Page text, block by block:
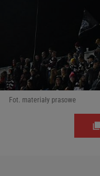
Fot. materiały prasowe